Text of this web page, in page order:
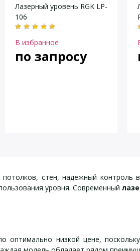
Лазерный уровень RGK LP-
106
В избранное
по запросу
стен, надежный контроль
уровня. Современный
оптимально низкой цене,